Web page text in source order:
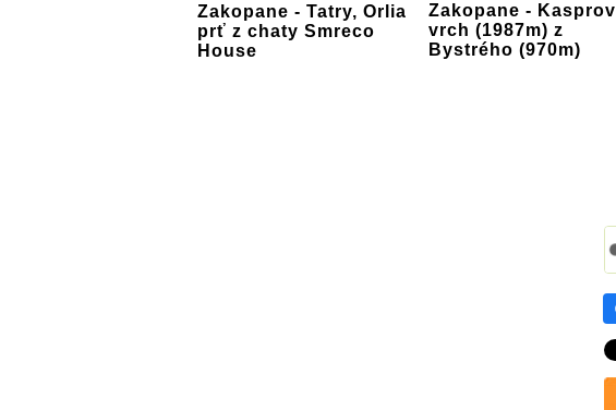
Zakopane - Tatry, Orlia
prť z chaty Smreco
House
Zakopane - Kasprov
vrch (1987m) z
Bystrého (970m)